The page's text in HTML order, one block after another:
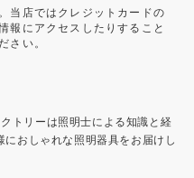
当店ではクレジットカードの
報にアクセスしたりすること
さい。
トリーは照明士による知識と経
おしゃれな照明器具をお届けし